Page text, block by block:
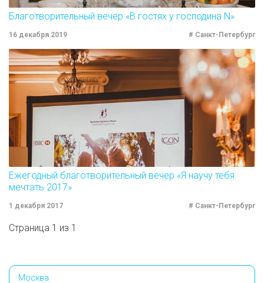
Благотворительный вечер «В гостях у господина N»
16 декабря 2019 # Санкт-Петербург
Ежегодный благотворительный вечер «Я научу тебя
мечтать 2017»
1 декабря 2017 # Санкт-Петербург
Страница 1 из 1
Москва